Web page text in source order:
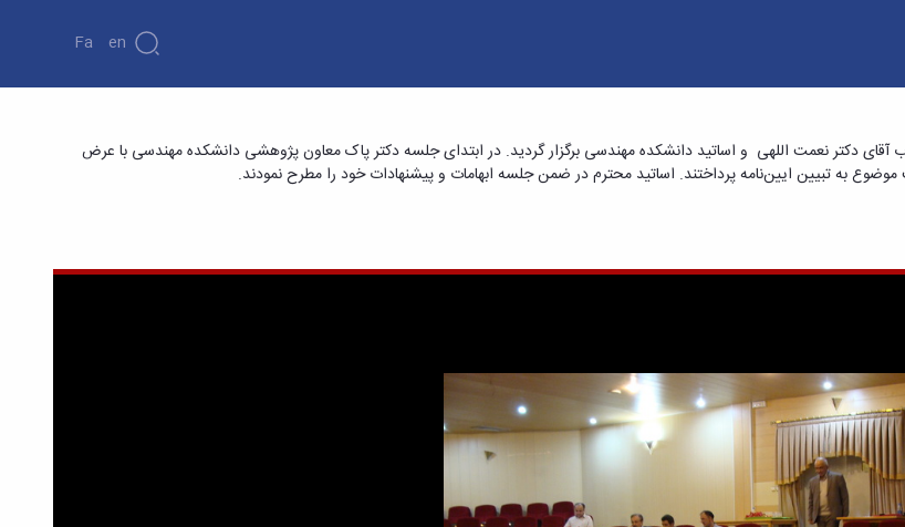
Fa En
دکتر نعمت اللهی و اساتید دانشکده مهندسی برگزار گردید. در ابتدای جلسه دکتر پاک معاون پژوهشی دانشکده مهندسی با عرض
به تبیین ایین‌نامه پرداختند. اساتید محترم در ضمن جلسه ابهامات و پیشنهادات خود را مطرح نمودند.